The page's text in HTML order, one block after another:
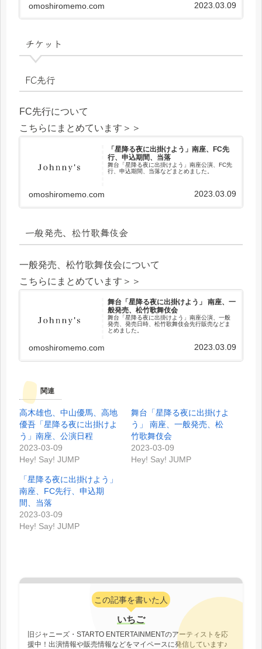
omoshiromemo.com 2023.03.09
チケット
FC先行
FC先行について
こちらにまとめています＞＞
「星降る夜に出掛けよう」南座、FC先
行、申込期間、当落
舞台「星降る夜に出掛けよう」南座公演、FC先
行、申込期間、当落などまとめました。
omoshiromemo.com 2023.03.09
一般発売、松竹歌舞伎会
一般発売、松竹歌舞伎会について
こちらにまとめています＞＞
舞台「星降る夜に出掛けよう」 南座、一
般発売、松竹歌舞伎会
舞台「星降る夜に出掛けよう」南座公演、一般
発売、発売日時、松竹歌舞伎会先行販売などま
とめました。
omoshiromemo.com 2023.03.09
関連
高木雄也、中山優馬、高地
優吾「星降る夜に出掛けよ
う」南座、公演日程
2023-03-09
Hey! Say! JUMP
舞台「星降る夜に出掛けよ
う」 南座、一般発売、松
竹歌舞伎会
2023-03-09
Hey! Say! JUMP
「星降る夜に出掛けよう」
南座、FC先行、申込期
間、当落
2023-03-09
Hey! Say! JUMP
この記事を書いた人
いちご
旧ジャニーズ・STARTO ENTERTAINMENTのアーティストを応
援中！出演情報や販売情報などをマイペースに発信しています♪